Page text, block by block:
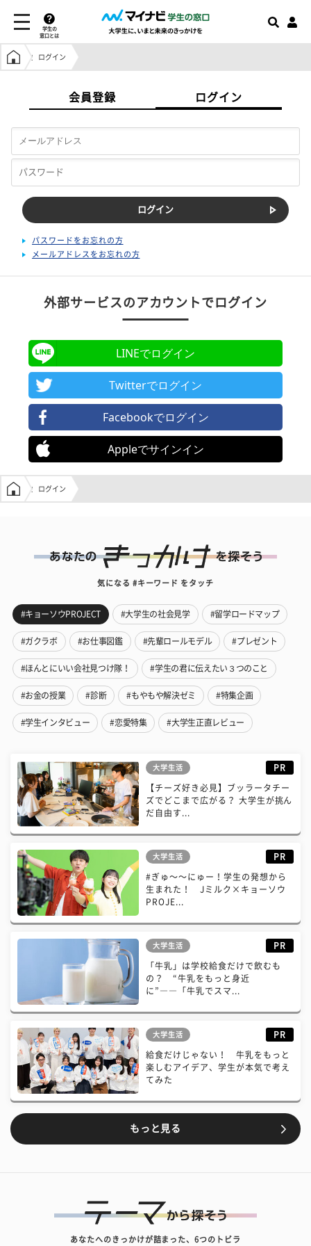
学生の
窓口とは
学生の窓口トップ
ログイン
会員登録 ログイン
パスワードをお忘れの方
メールアドレスをお忘れの方
外部サービスのアカウントでログイン
LINEでログイン
Twitterでログイン
Facebookでログイン
Appleでサインイン
学生の窓口トップ
ログイン
気になる #キーワード をタッチ
#キョーソウPROJECT #大学生の社会見学 #留学ロードマップ
#ガクラボ #お仕事図鑑 #先輩ロールモデル #プレゼント
#ほんとにいい会社見つけ隊！ #学生の君に伝えたい３つのこと
#お金の授業 #診断 #もやもや解決ゼミ #特集企画
#学生インタビュー #恋愛特集 #大学生正直レビュー
大学生活 PR
【チーズ好き必見】ブッラータチー
ズでどこまで広がる？ 大学生が挑ん
だ自由す...
大学生活 PR
#ぎゅ〜〜にゅー！学生の発想から
生まれた！ Jミルク×キョーソウ
PROJE...
大学生活 PR
「牛乳」は学校給食だけで飲むも
の？ “牛乳をもっと身近
に”――「牛乳でスマ...
大学生活 PR
給食だけじゃない！ 牛乳をもっと
楽しむアイデア、学生が本気で考え
てみた
もっと見る
あなたへのきっかけが詰まった、6つのトビラ